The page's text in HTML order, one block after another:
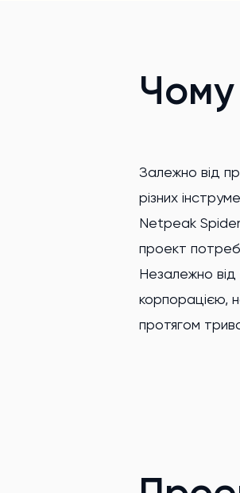
Залежно від
різних
Netpeak
проект
Незалежно
корпорацією,
протягом
намагаєтесь
спільно
продуктів чи
досвід в
SEO -